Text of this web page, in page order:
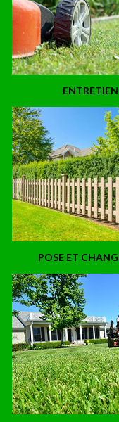
POSE ET